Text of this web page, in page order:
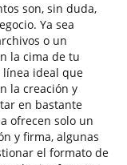
son, sin duda,
Ya sea
o un
la cima de tu
ideal que
la creación y
en bastante
ofrecen solo un
y firma, algunas
el formato de